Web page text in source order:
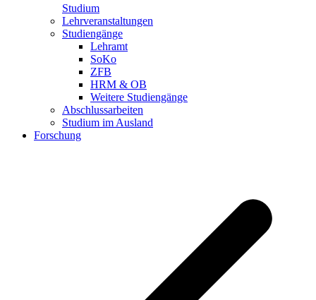
Studium
Lehrveranstaltungen
Studiengänge
Lehramt
SoKo
ZFB
HRM & OB
Weitere Studiengänge
Abschlussarbeiten
Studium im Ausland
Forschung